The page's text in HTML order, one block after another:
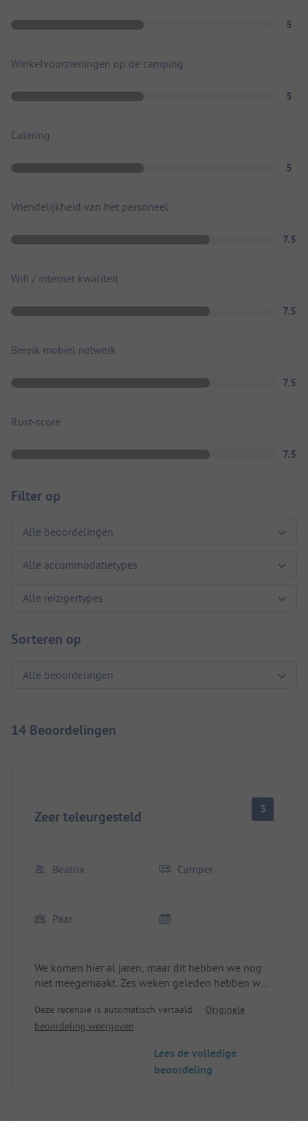
5
Winkelvoorzieningen op de camping
5
Catering
5
Vriendelijkheid van het personeel
7.5
Wifi / internet kwaliteit
7.5
Bereik mobiel netwerk
7.5
Rust-score
7.5
Filter op
Sorteren op
14 Beoordelingen
Zeer teleurgesteld 3
Beatrix Camper
Paar
We komen hier al jaren, maar dit hebben we nog
niet meegemaakt. Zes weken geleden hebben we
werd alles om ons heen afgezet (zonder enige
uitleg). Vandaag is er in het hele gebied de stroom
niet bevalt, zoek een nieuwe plaats. Verwacht
geen hulp. De arbeiders komen op maandag
Deze recensie is automatisch vertaald.
Originele
beoordeling weergeven
Lees de volledige
beoordeling